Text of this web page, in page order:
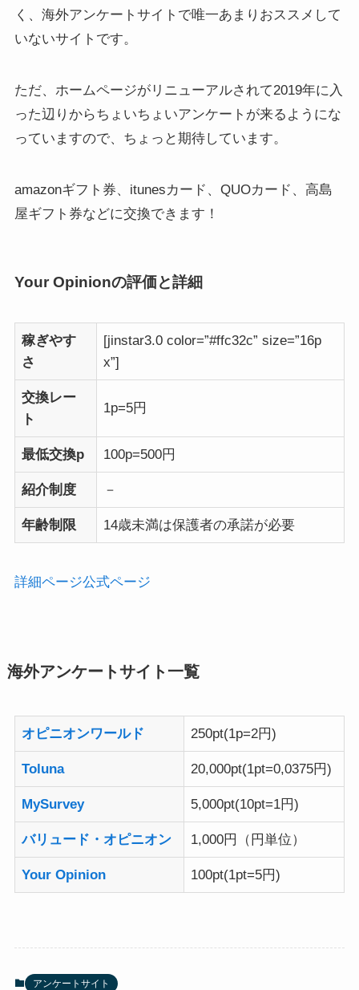
く、海外アンケートサイトで唯一あまりおススメして
いないサイトです。
ただ、ホームページがリニューアルされて2019年に入
った辺りからちょいちょいアンケートが来るようにな
っていますので、ちょっと期待しています。
amazonギフト券、itunesカード、QUOカード、高島
屋ギフト券などに交換できます！
Your Opinionの評価と詳細
稼ぎやす
さ
[jinstar3.0 color=”#ffc32c” size=”16p
x”]
交換レー
ト
1p=5円
最低交換p 100p=500円
紹介制度 －
年齢制限 14歳未満は保護者の承諾が必要
詳細ページ公式ページ
海外アンケートサイト一覧
オピニオンワールド 250pt(1p=2円)
Toluna 20,000pt(1pt=0,0375円)
MySurvey 5,000pt(10pt=1円)
バリュード・オピニオン 1,000円（円単位）
Your Opinion 100pt(1pt=5円)
アンケートサイト